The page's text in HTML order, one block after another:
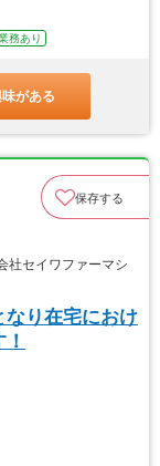
務あり
がある
保存する
社セイワファーマシ
なり在宅におけ